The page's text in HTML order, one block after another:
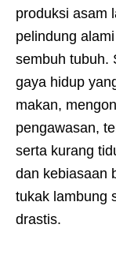
produksi asam
pelindung
sembuh tubuh.
gaya hidup
makan,
pengawasan,
serta kurang
dan kebiasaan
tukak lambung
drastis.